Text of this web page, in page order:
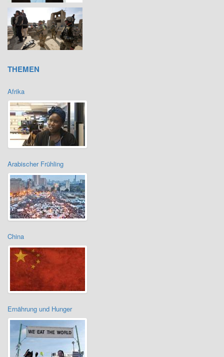
THEMEN
Afrika
Arabischer Frühling
China
Ernährung und Hunger